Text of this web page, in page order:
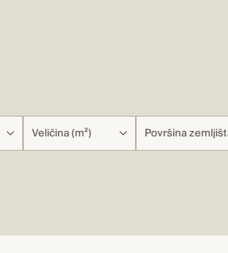
Veličina (m²) Površina